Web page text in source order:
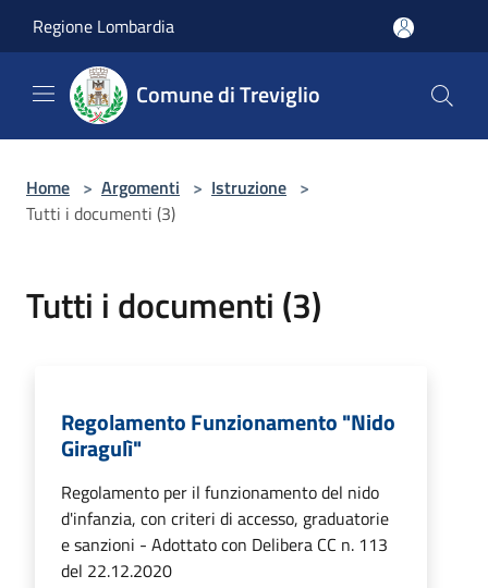
Regione Lombardia
Comune di Treviglio
Home > Argomenti > Istruzione >
Tutti i documenti (3)
Tutti i documenti (3)
Regolamento Funzionamento "Nido
Giragulì"
Regolamento per il funzionamento del nido
d'infanzia, con criteri di accesso, graduatorie
e sanzioni - Adottato con Delibera CC n. 113
del 22.12.2020